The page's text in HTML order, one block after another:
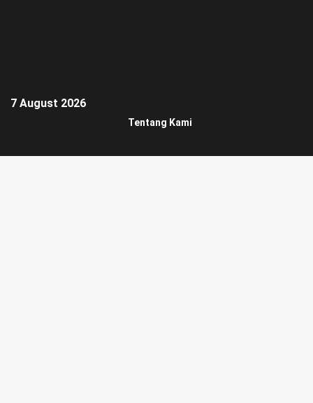
7 August 2026
Tentang Kami